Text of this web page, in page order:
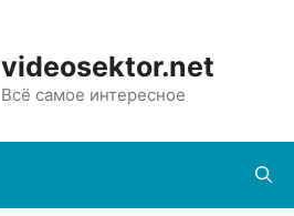
videosektor.net
Всё самое интересное